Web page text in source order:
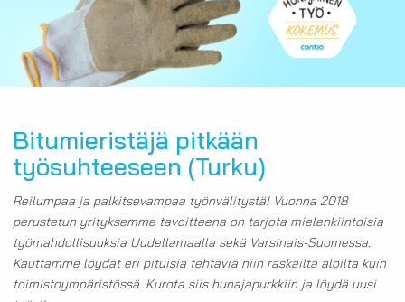
Bitumieristäjä pitkään
työsuhteeseen (Turku)
Reilumpaa ja palkitsevampaa työnvälitystä! Vuonna 2018
perustetun yrityksemme tavoitteena on tarjota mielenkiintoisia
työmahdollisuuksia Uudellamaalla sekä Varsinais-Suomessa.
Kauttamme löydät eri pituisia tehtäviä niin raskailta aloilta kuin
toimistoympäristössä. Kurota siis hunajapurkkiin ja löydä uusi